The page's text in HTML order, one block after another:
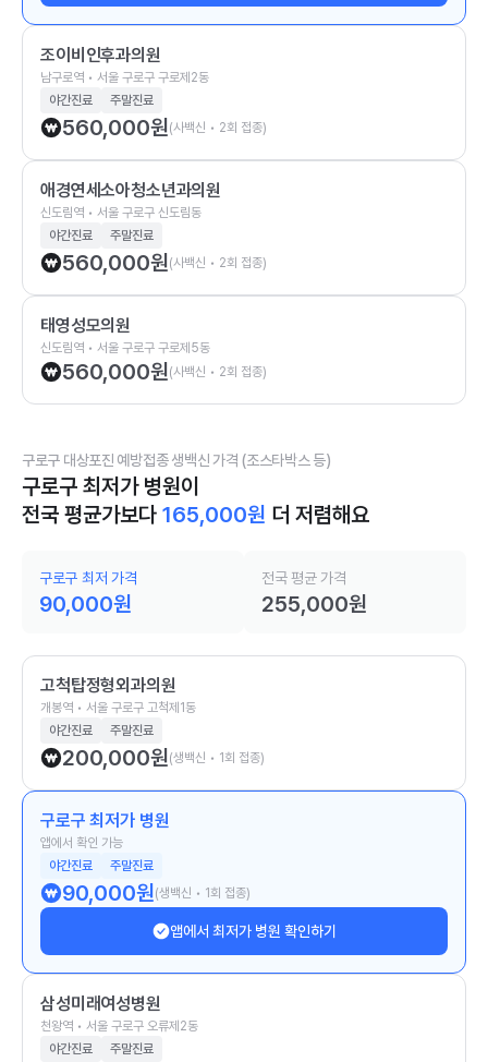
조이비인후과의원
남구로역 • 서울 구로구 구로제2동
야간진료
주말진료
560,000원(사백신 • 2회 접종)
애경연세소아청소년과의원
신도림역 • 서울 구로구 신도림동
야간진료
주말진료
560,000원(사백신 • 2회 접종)
태영성모의원
신도림역 • 서울 구로구 구로제5동
560,000원(사백신 • 2회 접종)
구로구 대상포진 예방접종 생백신 가격 (조스타박스 등)
구로구 최저가 병원이
전국 평균가보다 165,000원 더 저렴해요
구로구 최저 가격
90,000원
전국 평균 가격
255,000원
고척탑정형외과의원
개봉역 • 서울 구로구 고척제1동
야간진료
주말진료
200,000원(생백신 • 1회 접종)
구로구 최저가 병원
앱에서 확인 가능
야간진료
주말진료
90,000원(생백신 • 1회 접종)
앱에서 최저가 병원 확인하기
삼성미래여성병원
천왕역 • 서울 구로구 오류제2동
야간진료
주말진료